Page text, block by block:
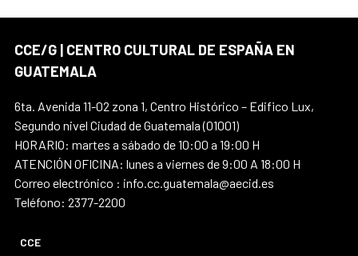
CCE/G | CENTRO CULTURAL DE ESPAÑA EN
GUATEMALA
6ta. Avenida 11-02 zona 1, Centro Histórico – Edifico Lux,
Segundo nivel Ciudad de Guatemala (01001)
HORARIO: martes a sábado de 10:00 a 19:00 H
ATENCIÓN OFICINA: lunes a viernes de 9:00 A 18:00 H
Correo electrónico : info.cc.guatemala@aecid.es
Teléfono: 2377-2200
CCE